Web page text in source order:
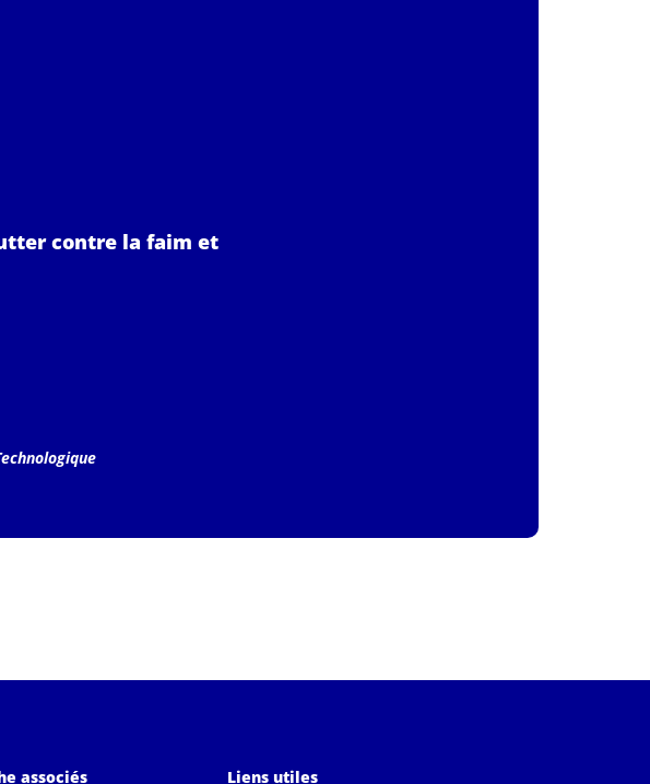
contre la faim et
associés Liens utiles